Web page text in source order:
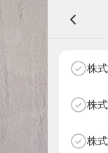
A
株
株
株